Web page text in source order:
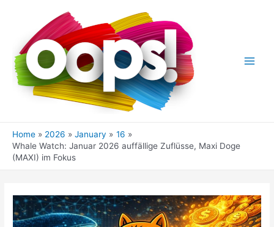
Home 2026 January
16
Whale Watch: Januar 2026 auffällige Zuflüsse, Maxi Doge
(MAXI) im Fokus